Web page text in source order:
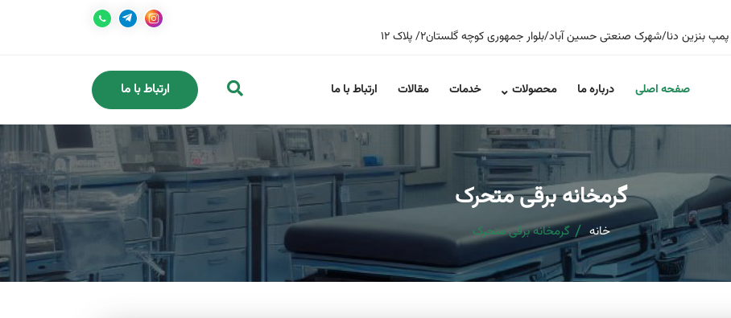
صفحه اصلی درباره ما محصولات خدمات مقالات ارتباط با ما ارتباط با ما
گرمخانه برقی متحرک
خانه گرمخانه برقی متحرک